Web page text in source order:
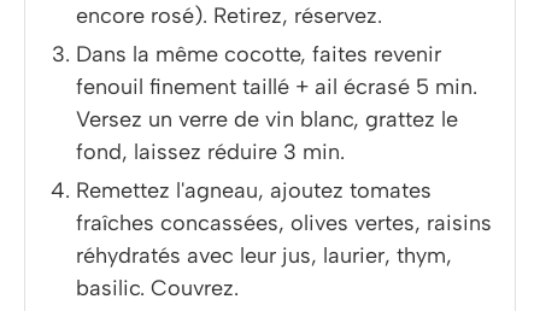
encore rosé). Retirez, réservez.
Dans la même cocotte, faites revenir
fenouil finement taillé + ail écrasé 5 min.
Versez un verre de vin blanc, grattez le
fond, laissez réduire 3 min.
Remettez l'agneau, ajoutez tomates
fraîches concassées, olives vertes, raisins
réhydratés avec leur jus, laurier, thym,
basilic. Couvrez.